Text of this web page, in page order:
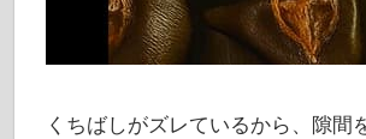
くちばしがズレているから、隙間